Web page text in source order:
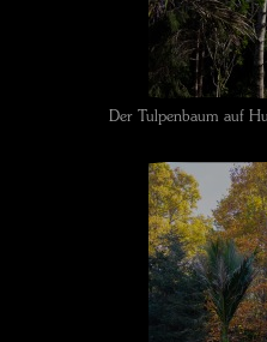
Der Tulpenbaum auf